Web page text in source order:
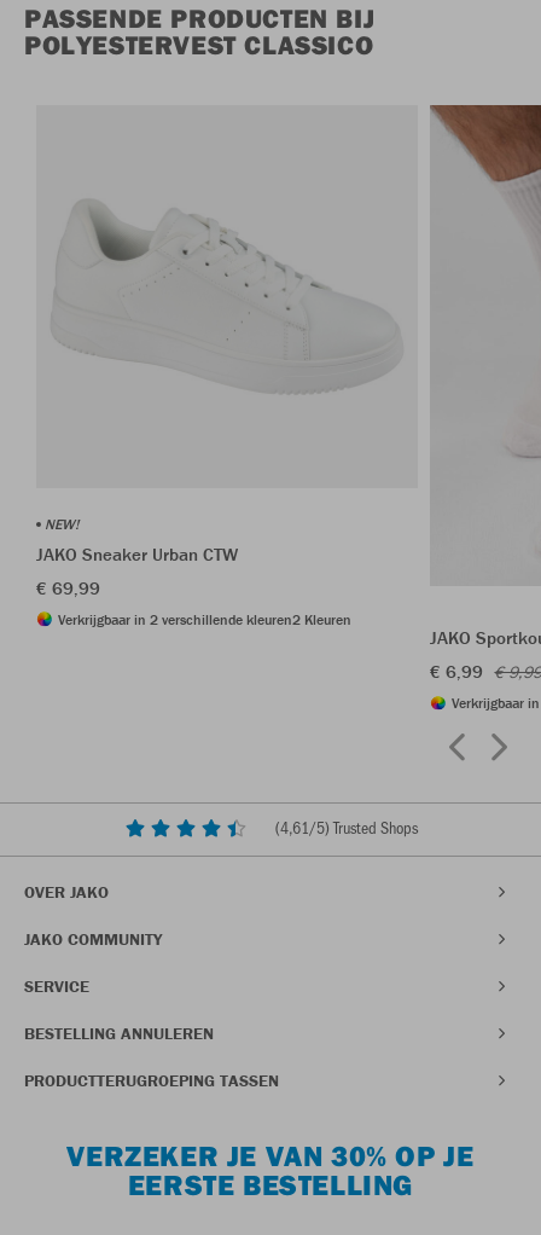
PASSENDE PRODUCTEN BIJ
POLYESTERVEST CLASSICO
NEW!
JAKO Sneaker Urban CTW
€ 69,99
Verkrijgbaar in 2 verschillende kleuren2 Kleuren
JAKO
€ 6,99 €
Verkrijgbaar
(4,61/5) Trusted Shops
OVER JAKO
JAKO COMMUNITY
SERVICE
BESTELLING ANNULEREN
PRODUCTTERUGROEPING TASSEN
VERZEKER JE VAN 30% OP JE
EERSTE BESTELLING